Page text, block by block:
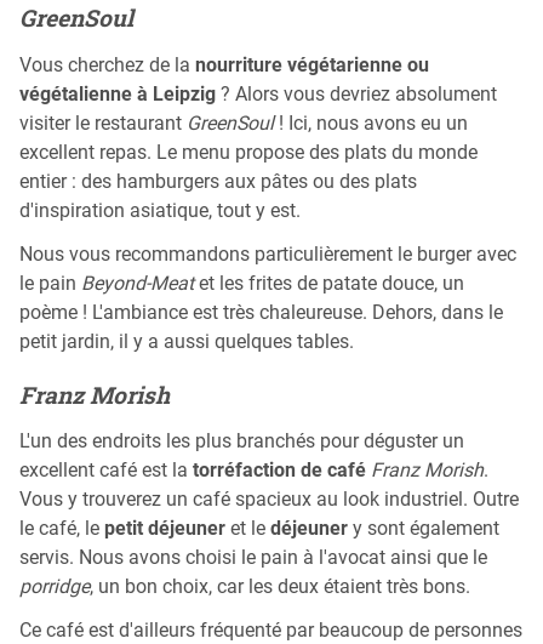
GreenSoul
Vous cherchez de la nourriture végétarienne ou
végétalienne à Leipzig ? Alors vous devriez absolument
visiter le restaurant GreenSoul! Ici, nous avons eu un
excellent repas. Le menu propose des plats du monde
entier : des hamburgers aux pâtes ou des plats
d'inspiration asiatique, tout y est.
Nous vous recommandons particulièrement le burger avec
le pain Beyond-Meatet les frites de patate douce, un
poème ! L'ambiance est très chaleureuse. Dehors, dans le
petit jardin, il y a aussi quelques tables.
Franz Morish
L'un des endroits les plus branchés pour déguster un
excellent café est la torréfaction de café Franz Morish.
Vous y trouverez un café spacieux au look industriel. Outre
le café, le petit déjeuner et le déjeuner y sont également
servis. Nous avons choisi le pain à l'avocat ainsi que le
porridge, un bon choix, car les deux étaient très bons.
Ce café est d'ailleurs fréquenté par beaucoup de personnes